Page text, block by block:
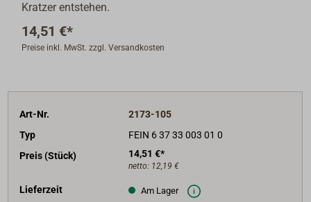
Kratzer entstehen.
14,51 €*
Preise inkl. MwSt. zzgl. Versandkosten
Art-Nr.
2173-105
Typ
FEIN 6 37 33 003 01 0
Preis (Stück)
14,51 €*
netto: 12,19 €
Lieferzeit Am Lager